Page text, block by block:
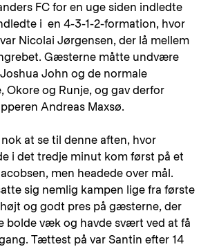
FC for en uge siden indledte
i en 4-3-1-2-formation, hvor
Nicolai Jørgensen, der lå mellem
Gæsterne måtte undvære
John og de normale
Okore og Runje, og gav derfor
Andreas Maxsø.
at se til denne aften, hvor
i det tredje minut kom først på et
men headede over mål.
sig nemlig kampen lige fra første
og godt pres på gæsterne, der
bolde væk og havde svært ved at få
Tættest på var Santin efter 14